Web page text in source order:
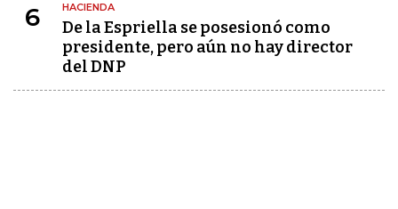
6 HACIENDA
De la Espriella se posesionó como
presidente, pero aún no hay director
del DNP